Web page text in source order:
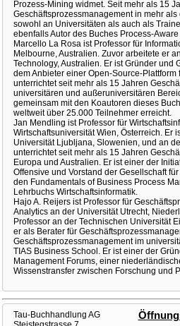
Prozess-Mining widmet. Seit mehr als 15
Geschäftsprozessmanagement in mehr
sowohl an Universitäten als auch als
ebenfalls Autor des Buches Process-
Marcello La Rosa ist Professor für
Melbourne, Australien. Zuvor arbeitete er
Technology, Australien. Er ist Gründer und
dem Anbieter einer Open-Source-Plattform
unterrichtet seit mehr als 15 Jahren
universitären und außeruniversitären
gemeinsam mit den Koautoren dieses
weltweit über 25.000 Teilnehmer erreicht.
Jan Mendling ist Professor für
Wirtschaftsuniversität Wien, Österreich. Er
Universität Ljubljana, Slowenien, und an
unterrichtet seit mehr als 15 Jahren
Europa und Australien. Er ist einer der
Offensive und Vorstand der Gesellschaft
den Fundamentals of Business Process
Lehrbuchs Wirtschaftsinformatik.
Hajo A. Reijers ist Professor für
Analytics an der Universität Utrecht,
Professor an der Technischen Universität
er als Berater für
Geschäftsprozessmanagement im
TIAS Business School. Er ist einer der
Management Forums, einer
Wissenstransfer zwischen Forschung und
Tau-Buchhandlung AG